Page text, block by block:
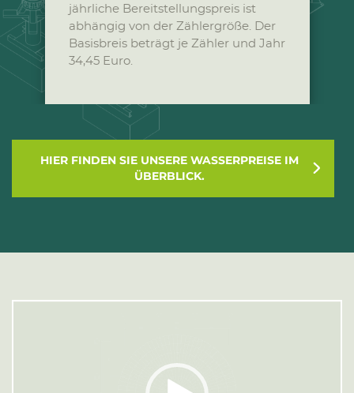
jährliche Bereitstellungspreis ist
abhängig von der Zählergröße. Der
Basisbreis beträgt je Zähler und Jahr
34,45 Euro.
HIER FINDEN SIE UNSERE WASSERPREISE IM
ÜBERBLICK.